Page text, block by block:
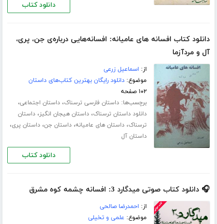
دانلود کتاب
دانلود کتاب افسانه های عامیانه: افسانه‌هایی درباره‌ی جن، پری،
آل و مردآزما
از: اسماعیل زرعی
موضوع:دانلود رایگان بهترین کتاب‌های داستان
۱۰۲ صفحه
برچسب‌ها:داستان فارسی ترسناک،داستان اجتماعی،
دانلود داستان ترسناک،داستان هیجان انگیز،داستان
ترسناک،داستان های عامیانه،داستان جن،داستان پری،
داستان آل
دانلود کتاب
🎧 دانلود کتاب صوتی میدگارد 3: افسانه چشمه کوه مشرق
از: احمدرضا صالحی
موضوع: علمی و تخیلی